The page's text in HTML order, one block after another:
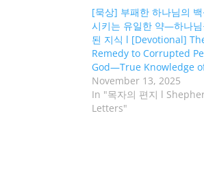
[묵상] 부패한 하나님의
시키는 유일한 약—하나
된 지식 l [Devotional]
Remedy to Corrupted
God—True Knowledge
November 13, 2025
In "목자의 편지 l
Letters"